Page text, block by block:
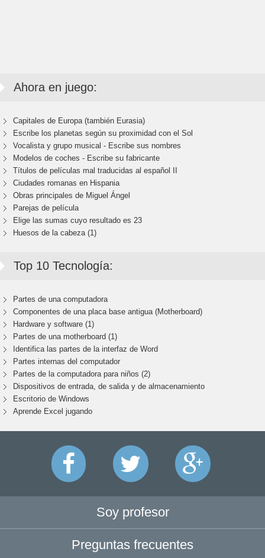
Ahora en juego:
Capitales de Europa (también Eurasia)
Escribe los planetas según su proximidad con el Sol
Vocalista y grupo musical - Escribe sus nombres
Modelos de coches - Escribe su fabricante
Títulos de películas mal traducidas al español II
Ciudades romanas en Hispania
Obras principales de Miguel Ángel
Parejas de película
Elige las sumas cuyo resultado es 23
Huesos de la cabeza (1)
Top 10 Tecnología:
Partes de una computadora
Componentes de una placa base antigua (Motherboard)
Hardware y software (1)
Partes de una motherboard (1)
Identifica las partes de la interfaz de Word
Partes internas del computador
Partes de la computadora para niños (2)
Dispositivos de entrada, de salida y de almacenamiento
Escritorio de Windows
Aprende Excel jugando
Soy profesor
Preguntas frecuentes